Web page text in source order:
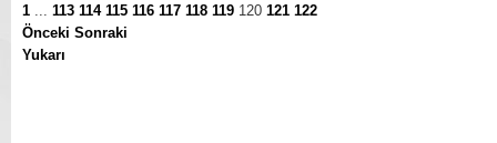
1 ... 113 114 115 116 117 118 119 120 121 122
Önceki Sonraki
Yukarı